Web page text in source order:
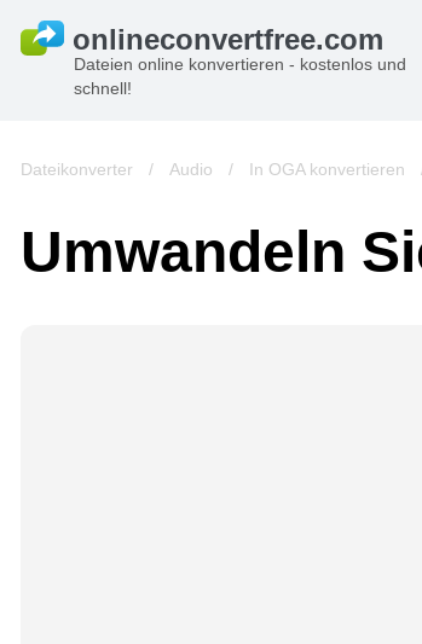
Dateien online konvertieren - kostenlos und
schnell!
Dateikonverter / Audio / In OGA konvertieren
Umwandeln